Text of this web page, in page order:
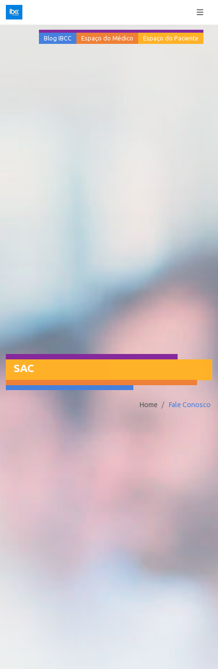
Blog IBCC Espaço do Médico Espaço do Paciente
SAC
Home Fale Conosco